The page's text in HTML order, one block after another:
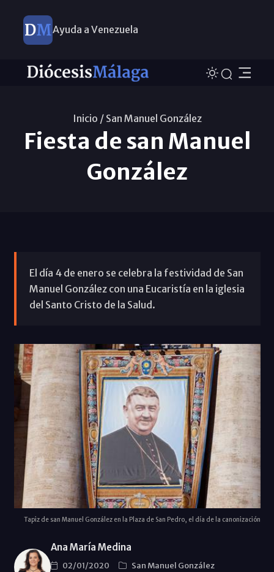
Ayuda a Venezuela
Inicio / San Manuel González
Fiesta de san Manuel
González
El día 4 de enero se celebra la festividad de San
Manuel González con una Eucaristía en la iglesia
del Santo Cristo de la Salud.
Tapiz de san Manuel González en la Plaza de San Pedro, el día de la canonización
Ana María Medina
02/01/2020
San Manuel González